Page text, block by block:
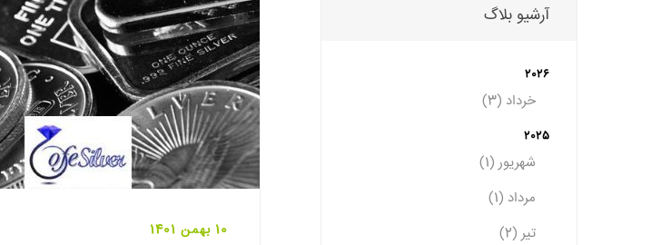
10 بهمن 1401
آرشیو بلاگ
2026
خرداد (3)
2025
شهریور (1)
مرداد (1)
تیر (2)